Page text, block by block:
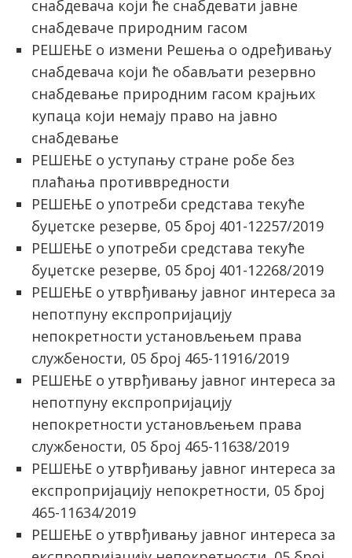
снабдевача који ће снабдевати јавне
снабдеваче природним гасом
РЕШЕЊЕ о измени Решења о одређивању
снабдевача који ће обављати резервно
снабдевање природним гасом крајњих
купаца који немају право на јавно
снабдевање
РЕШЕЊЕ о уступању стране робе без
плаћања противвредности
РЕШЕЊЕ о употреби средстава текуће
буџетске резерве, 05 број 401-12257/2019
РЕШЕЊЕ о употреби средстава текуће
буџетске резерве, 05 број 401-12268/2019
РЕШЕЊЕ о утврђивању јавног интереса за
непотпуну експропријацију
непокретности установљењем права
службености, 05 број 465-11916/2019
РЕШЕЊЕ о утврђивању јавног интереса за
непотпуну експропријацију
непокретности установљењем права
службености, 05 број 465-11638/2019
РЕШЕЊЕ о утврђивању јавног интереса за
експропријацију непокретности, 05 број
465-11634/2019
РЕШЕЊЕ о утврђивању јавног интереса за